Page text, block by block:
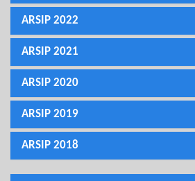
ARSIP 2022
ARSIP 2021
ARSIP 2020
ARSIP 2019
ARSIP 2018